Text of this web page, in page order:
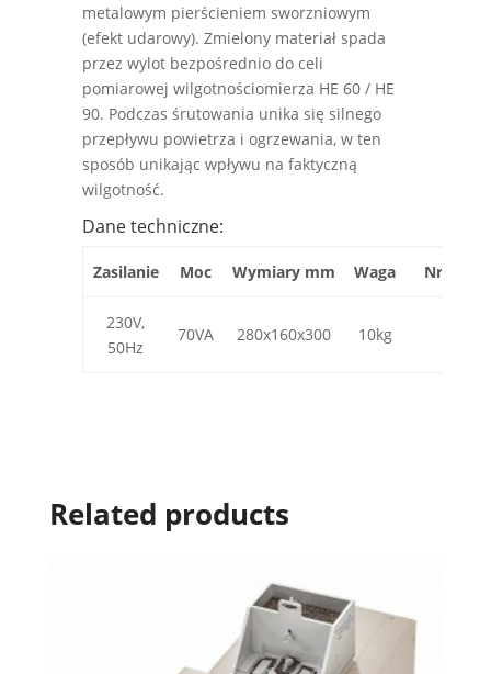
metalowym pierścieniem sworzniowym
(efekt udarowy). Zmielony materiał spada
przez wylot bezpośrednio do celi
pomiarowej wilgotnościomierza HE 60 / HE
90. Podczas śrutowania unika się silnego
przepływu powietrza i ogrzewania, w ten
sposób unikając wpływu na faktyczną
wilgotność.
Dane techniczne:
Zasilanie Moc Wymiary mm Waga Nr
230V,
50Hz
70VA 280x160x300 10kg
Related products